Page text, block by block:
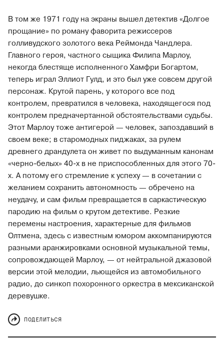
В том же 1971 году на экраны вышел детектив «Долгое
прощание» по роману фаворита режиссеров
голливудского золотого века Реймонда Чандлера.
Главного героя, частного сыщика Филипа Марлоу,
некогда блестяще исполненного Хамфри Богартом,
теперь играл Эллиот Гулд, и это был уже совсем другой
персонаж. Крутой парень, у которого все под
контролем, превратился в человека, находящегося под
контролем предначертанной обстоятельствами судьбы.
Этот Марлоу тоже антигерой — человек, запоздавший в
своем веке; в старомодных пиджаках, за рулем
древнего драндулета он живет по выдуманным канонам
«черно-белых» 40-х в не приспособленных для этого 70-
х. А потому его стремление к успеху — в сочетании с
желанием сохранить автономность — обречено на
неудачу, и сам фильм превращается в саркастическую
пародию на фильм о крутом детективе. Резкие
перемены настроения, характерные для фильмов
Олтмена, здесь с известным юмором аккомпанируются
разными аранжировками основной музыкальной темы,
сопровождающей Марлоу, — от нейтральной джазовой
версии этой мелодии, льющейся из автомобильного
радио, до синкоп похоронного оркестра в мексиканской
деревушке.
ПОДЕЛИТЬСЯ